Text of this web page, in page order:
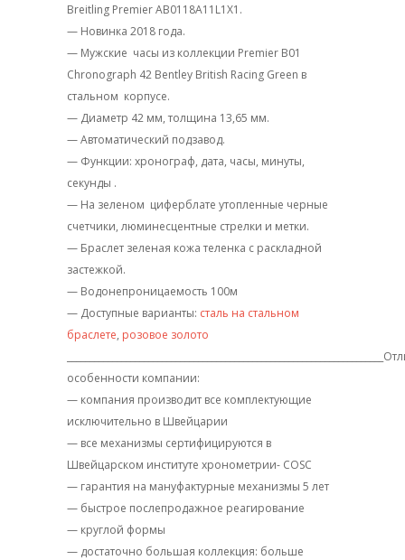
Breitling Premier AB0118A11L1X1.
— Новинка 2018 года.
— Мужские часы из коллекции Premier B01
Chronograph 42 Bentley British Racing Green в
стальном корпусе.
— Диаметр 42 мм, толщина 13,65 мм.
— Автоматический подзавод.
— Функции: хронограф, дата, часы, минуты,
секунды .
— На зеленом циферблате утопленные черные
счетчики, люминесцентные стрелки и метки.
— Браслет зеленая кожа теленка с раскладной
застежкой.
— Водонепроницаемость 100м
— Доступные варианты: сталь на стальном
браслете, розовое золото
особенности компании:
— компания производит все комплектующие
исключительно в Швейцарии
— все механизмы сертифицируются в
Швейцарском институте хронометрии- COSC
— гарантия на мануфактурные механизмы 5 лет
— быстрое послепродажное реагирование
— круглой формы
— достаточно большая коллекция: больше